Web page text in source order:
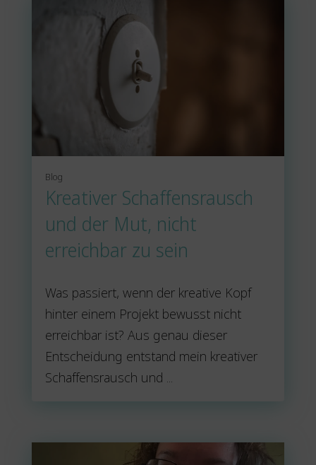
Blog
Kreativer Schaffensrausch
und der Mut, nicht
erreichbar zu sein
Was passiert, wenn der kreative Kopf
hinter einem Projekt bewusst nicht
erreichbar ist? Aus genau dieser
Entscheidung entstand mein kreativer
Schaffensrausch und ...